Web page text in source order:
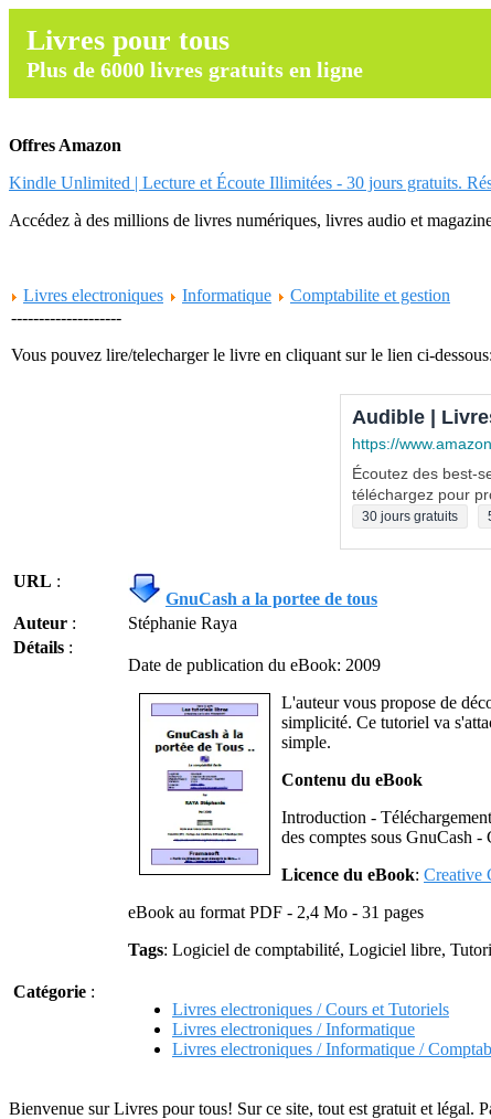
Livres pour tous
Plus de 6000 livres gratuits en ligne
Offres Amazon
Kindle Unlimited | Lecture et Écoute Illimitées - 30 jours gratuits.
Accédez à des millions de livres numériques, livres audio et
Livres electroniques
Informatique
Comptabilite et gestion
--------------------
Vous pouvez lire/telecharger le livre en cliquant sur le lien ci-dessous:
Audible |
https://
Écoutez des best-
téléchargez pour
30 jours gratuits
URL :
GnuCash a la portee de tous
Auteur :
Stéphanie Raya
Détails :
Date de publication du eBook: 2009
L'auteur vous propose de
simplicité. Ce tutoriel va
simple.
Contenu du eBook
Introduction -
des comptes sous GnuCash -
Licence du eBook: Creative
eBook au format PDF - 2,4 Mo - 31 pages
Tags: Logiciel de comptabilité, Logiciel libre,
Catégorie :
Livres electroniques / Cours et Tutoriels
Livres electroniques / Informatique
Livres electroniques / Informatique /
Bienvenue sur Livres pour tous! Sur ce site, tout est gratuit et légal.